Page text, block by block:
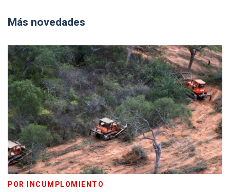
Más novedades
POR INCUMPLOMIENTO